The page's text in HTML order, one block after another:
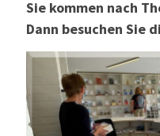
Sie kommen nach
Dann besuchen Sie